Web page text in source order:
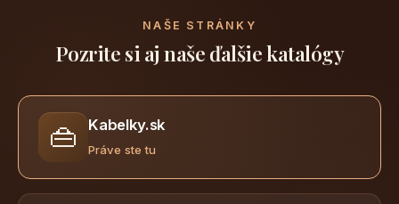
NAŠE STRÁNKY
Pozrite si aj naše ďalšie katalógy
👜 Kabelky.sk
Práve ste tu